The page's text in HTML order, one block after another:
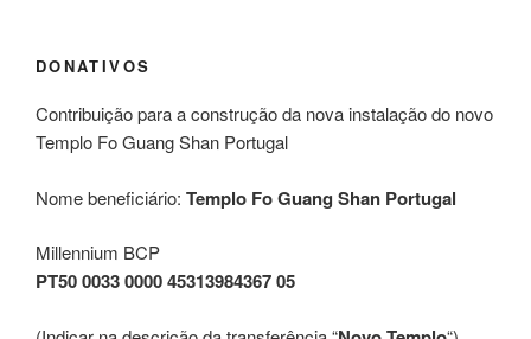
DONATIVOS
Contribuição para a construção da nova instalação do novo
Templo Fo Guang Shan Portugal
Nome beneficiário: Templo Fo Guang Shan Portugal
Millennium BCP
PT50 0033 0000 45313984367 05